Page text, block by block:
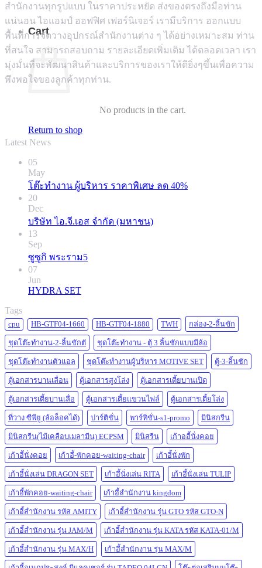
Cart
No products in the cart.
Return to shop
สำนักงานทุกรูปแบบ ในราคาประหยัด ส่งของตรงถึงมือท่าน
แน่นอน ไอแอมป์ ออฟฟิศ เฟอร์นิเจอร์ เรามีบริการ ออกแบบ
พื้นที่การจัดวางอุปกรณ์สำนักงานต่าง ๆ ได้อย่างเหมาะสม ท่าน
ที่สนใจ สามารถสอบถาม รายละเอียดเพิ่มเติม ได้ตลอดเวลา เรา
มุ่งมั่นที่จะพัฒนาสินค้าและบริการของเราให้ดียิ่งๆขึ้นเพื่อความ
พึงพอใจของลูกค้าทุกท่าน.
Latest News
05
May
โต๊ะทำงาน ผู้บริหาร ราคาพิเศษ ลด 40%
20
Dec
บริษัท ไอ.จี.เอส จำกัด (มหาชน)
13
Sep
ซูซูกิ พระราม5
07
Jun
HYDRA SET
Tags
cpu HB-GTF04-1660 HB-GTF04-1880 TWH กล่อง-2-ลิ้นฃัก
ชุดโต๊ะทำงาน-2-ลิ้นชักตั ชุดโต๊ะทำงาน - ตู้ 3 ลิ้นชักแบบมีล้อ
ชุดโต๊ะทำงานตัวแอล ชุดโต๊ะทำงานผู้บริหาร MOTIVE SET ตู้-3-ลิ้นชัก
ตู้เอกสารบานเลื่อน ตู้เอกสารสูงโล่ง ตู้เอกสารเตี้ยบานเปิด
ตู้เอกสารเตี้ยบานเลื่อ ตู้เอกสารเตี้ยแขวนไฟล์ ตู้เอกสารเตี้ยโล่ง
ที่วาง ซีพียู (ล้อล็อคได้) ปาร์ติชั่น พาร์ทิชั่น-s1-promo มินิสกรีน
มินิสกรีน(ไม้เคลือบเมลามีน) ECPSM มินิสรีน เก้าออี้นั่งคอย
เก้าอีันั่งคอย เก้าอี้-พักคอย-waiting-chair เก้าอี้นั่งพัก
เก้าอี้นั่งเล่น DRAGON SET เก้าอี้นั่งเล่น RITA เก้าอี้นั่งเล่น TULIP
เก้าอี้พักคอย-waiting-chair เก้าอี้สำนักงาน kingdom
เก้าอี้สำนักงาน รหัส AMITY เก้าอี้สำนักงาน รุ่น GTO รหัส GTO-N
เก้าอี้สำนักงาน รุ่น JAM/M เก้าอี้สำนักงาน รุ่น KATA รหัส KATA-01/M
เก้าอี้สำนักงาน รุ่น MAX/H เก้าอี้สำนักงาน รุ่น MAX/M